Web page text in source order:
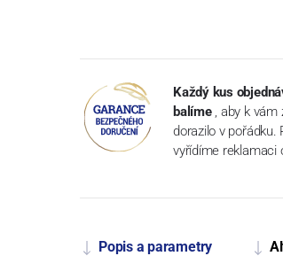
Každý kus
balíme , aby k vám
dorazilo v pořádku.
vyřídíme reklamaci
Popis a parametry